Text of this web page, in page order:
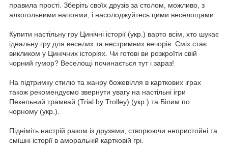
правила прості. Зберіть своїх друзів за столом, можливо, з
алкогольними напоями, і насолоджуйтесь цими веселощами.
Купити настільну гру Цинічні історії (укр.) варто всім, хто шукає
ідеальну гру для веселих та нестримних вечорів. Сміх стає
викликом у Цинічних історіях. Чи готові ви розкроїти свій
чорний гумор? Веселощі починається тут і зараз!
На підтримку стилю та жанру божевілля в карткових іграх
також рекомендуємо звернути увагу на настільні ігри
Пекельний трамвай (Trial by Trolley) (укр.) та Білим по
чорному (укр.).
Підніміть настрій разом із друзями, створюючи непристойні та
смішні історії в аморальній картковій грі.